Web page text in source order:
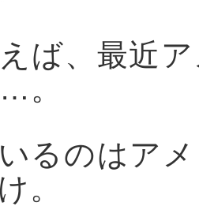
ば、最近
。
るのはア
。